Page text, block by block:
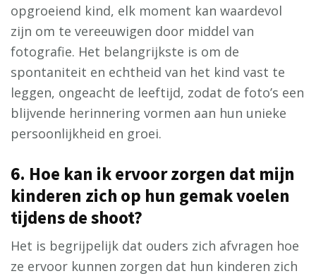
opgroeiend kind, elk moment kan waardevol
zijn om te vereeuwigen door middel van
fotografie. Het belangrijkste is om de
spontaniteit en echtheid van het kind vast te
leggen, ongeacht de leeftijd, zodat de foto’s een
blijvende herinnering vormen aan hun unieke
persoonlijkheid en groei.
6. Hoe kan ik ervoor zorgen dat mijn
kinderen zich op hun gemak voelen
tijdens de shoot?
Het is begrijpelijk dat ouders zich afvragen hoe
ze ervoor kunnen zorgen dat hun kinderen zich